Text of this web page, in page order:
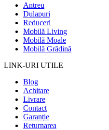
Antreu
Dulapuri
Reduceri
Mobilă Living
Mobilă Moale
Mobilă Grădină
LINK-URI UTILE
Blog
Achitare
Livrare
Contact
Garanție
Returnarea